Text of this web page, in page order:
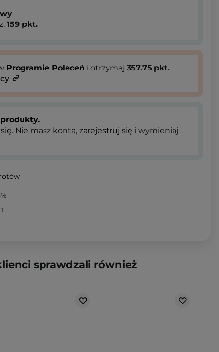
159 pkt.
Programie Poleceń i otrzymaj 357.75 pkt.
. Nie masz konta, zarejestruj się i wymieniaj
sprawdzali również